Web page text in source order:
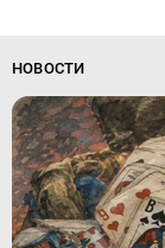
НОВОСТИ